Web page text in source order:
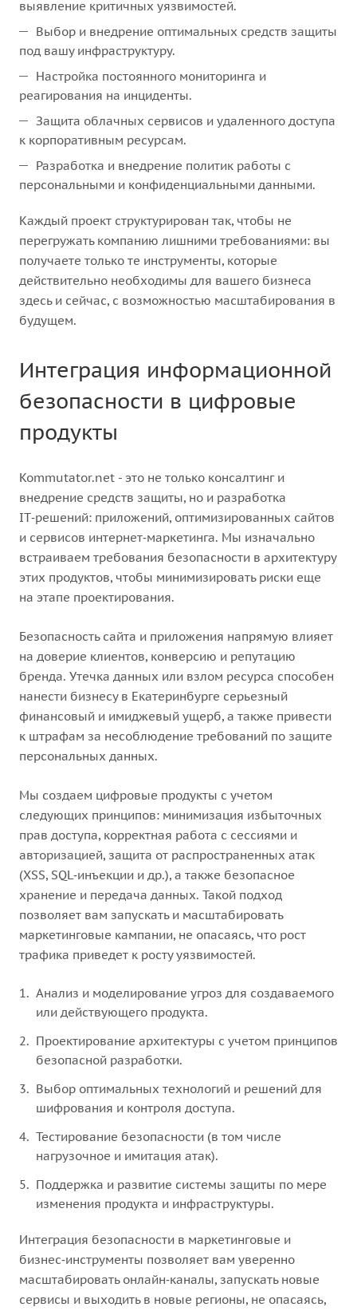
выявление критичных уязвимостей.
Выбор и внедрение оптимальных средств защиты
под вашу инфраструктуру.
Настройка постоянного мониторинга и
реагирования на инциденты.
Защита облачных сервисов и удаленного доступа
к корпоративным ресурсам.
Разработка и внедрение политик работы с
персональными и конфиденциальными данными.
Каждый проект структурирован так, чтобы не
перегружать компанию лишними требованиями: вы
получаете только те инструменты, которые
действительно необходимы для вашего бизнеса
здесь и сейчас, с возможностью масштабирования в
будущем.
Интеграция информационной
безопасности в цифровые
продукты
Kommutator.net - это не только консалтинг и
внедрение средств защиты, но и разработка
IT‑решений: приложений, оптимизированных сайтов
и сервисов интернет‑маркетинга. Мы изначально
встраиваем требования безопасности в архитектуру
этих продуктов, чтобы минимизировать риски еще
на этапе проектирования.
Безопасность сайта и приложения напрямую влияет
на доверие клиентов, конверсию и репутацию
бренда. Утечка данных или взлом ресурса способен
нанести бизнесу в Екатеринбурге серьезный
финансовый и имиджевый ущерб, а также привести
к штрафам за несоблюдение требований по защите
персональных данных.
Мы создаем цифровые продукты с учетом
следующих принципов: минимизация избыточных
прав доступа, корректная работа с сессиями и
авторизацией, защита от распространенных атак
(XSS, SQL‑инъекции и др.), а также безопасное
хранение и передача данных. Такой подход
позволяет вам запускать и масштабировать
маркетинговые кампании, не опасаясь, что рост
трафика приведет к росту уязвимостей.
Анализ и моделирование угроз для создаваемого
или действующего продукта.
Проектирование архитектуры с учетом принципов
безопасной разработки.
Выбор оптимальных технологий и решений для
шифрования и контроля доступа.
Тестирование безопасности (в том числе
нагрузочное и имитация атак).
Поддержка и развитие системы защиты по мере
изменения продукта и инфраструктуры.
Интеграция безопасности в маркетинговые и
бизнес‑инструменты позволяет вам уверенно
масштабировать онлайн‑каналы, запускать новые
сервисы и выходить в новые регионы, не опасаясь,